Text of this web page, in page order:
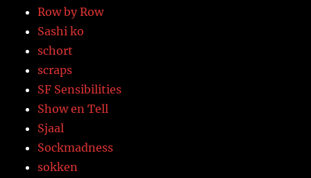
Row by Row
Sashi ko
schort
scraps
SF Sensibilities
Show en Tell
Sjaal
Sockmadness
sokken